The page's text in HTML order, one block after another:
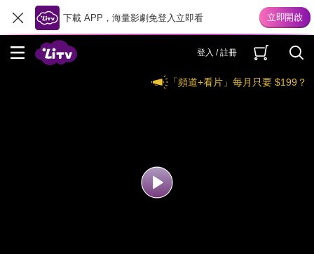
下載 APP，海量影劇免登入立即看
登入 / 註冊
「頻道+看片」每月只要 $199？